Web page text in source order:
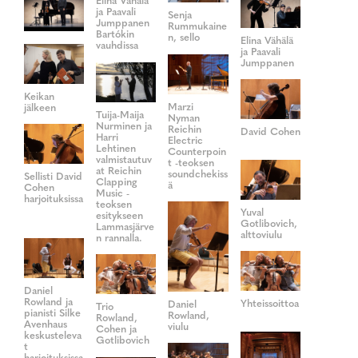
Senja
Rummukaine
n, sello
ja Paavali
Jumppanen
Bartókin
vauhdissa
Elina Vähälä
ja Paavali
Jumppanen
Keikan
jälkeen
Marzi
Nyman
Reichin
Electric
Counterpoin
t -teoksen
soundchekiss
ä
Tuija-Maija
Nurminen ja
Harri
Lehtinen
valmistautuv
at Reichin
Clapping
Music -
teoksen
esitykseen
Lammasjärve
n rannalla.
David Cohen
Sellisti David
Cohen
harjoituksissa
Yuval
Gotlibovich,
alttoviulu
Daniel
Rowland,
viulu
Daniel
Rowland ja
pianisti Silke
Avenhaus
keskusteleva
t
Yhteissoittoa
Trio
Rowland,
Cohen ja
Gotlibovich